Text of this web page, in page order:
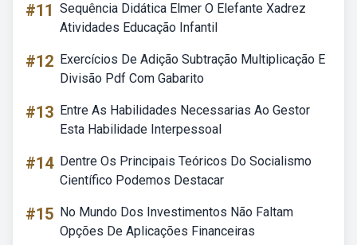
#11 Sequência Didática Elmer O Elefante Xadrez
Atividades Educação Infantil
#12 Exercícios De Adição Subtração Multiplicação E
Divisão Pdf Com Gabarito
#13 Entre As Habilidades Necessarias Ao Gestor
Esta Habilidade Interpessoal
#14 Dentre Os Principais Teóricos Do Socialismo
Científico Podemos Destacar
#15 No Mundo Dos Investimentos Não Faltam
Opções De Aplicações Financeiras